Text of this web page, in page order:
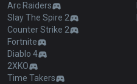
Arc Raiders
Slay The Spire 2
Counter Strike 2
Fortnite
Diablo 4
2XKO
Time Takers